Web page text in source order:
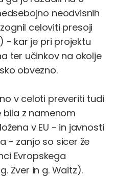
neodvisnih
celoviti presoji
- kar je pri projektu
ter učinkov na okolje
obvezno.
v celoti preveriti tudi
bila z namenom
v EU - in javnosti
- zanjo so sicer že
Evropskega
Zver in g. Waitz).